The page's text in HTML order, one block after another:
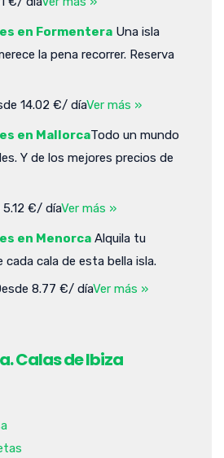
en Formentera Una isla
la pena recorrer. Reserva
14.02 €/ díaVer más »
en MallorcaTodo un mundo
Y de los mejores precios de
5.12 €/ díaVer más »
en Menorca Alquila tu
cala de esta bella isla.
8.77 €/ díaVer más »
Calas de Ibiza